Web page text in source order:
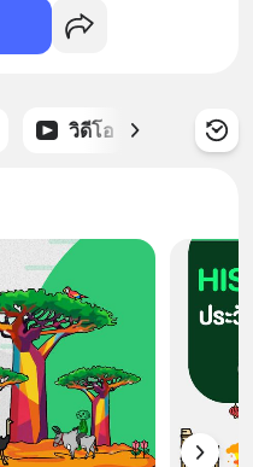
วิดีโอ พอดแ